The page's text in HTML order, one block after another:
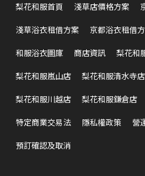
梨花和服首頁 淺草店價格方案
淺草浴衣租借方案
京都浴衣租借
和服浴衣圖庫
商店資訊 梨花和
梨花和服嵐山店
梨花和服清水寺店
梨花和服川越店
梨花和服鎌倉店
特定商業交易法
隱私權政策 營
預訂確認及取消